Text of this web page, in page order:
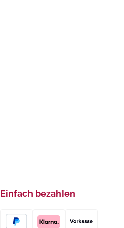
Einfach bezahlen